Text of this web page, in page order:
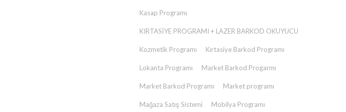
Kasap Programı
KIRTASİYE PROGRAMI + LAZER BARKOD OKUYUCU
Kozmetik Programı Kırtasiye Barkod Programı
Lokanta Programı Market Barkod Progarmı
Market Barkod Programı Market programı
Mağaza Satış Sistemi Mobilya Programı